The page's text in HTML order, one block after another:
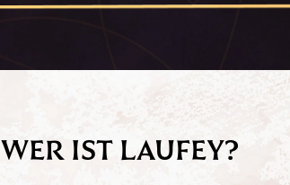
WER IST LAUFEY?